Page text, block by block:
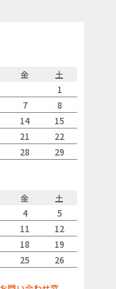
金
土
1
7
8
14
15
21
22
28
29
金
土
4
5
11
12
18
19
25
26